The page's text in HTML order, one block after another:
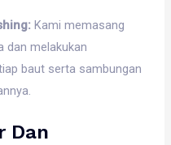
Kami memasang
dan melakukan
baut serta sambungan
Dan